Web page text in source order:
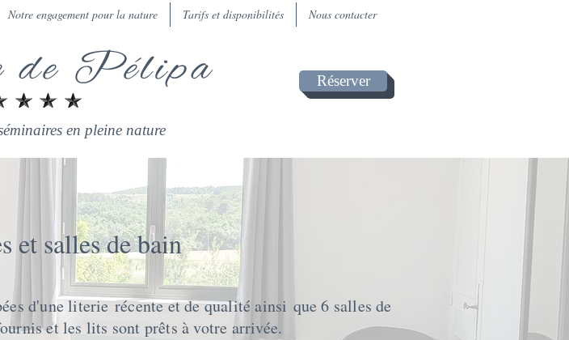
Notre engagement pour la nature Tarifs et disponibilités Nous contacter
Réserver
de Pélipa
en pleine nature
et salles de bain
d'uneliterierécente et dequalité ainsi que 6 salles de
et les lits sont prêts à votre arrivée.